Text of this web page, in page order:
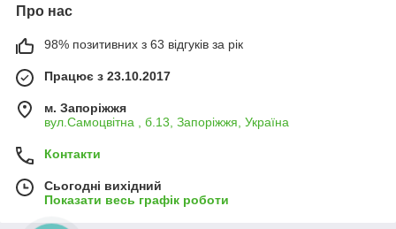
Про нас
98% позитивних з 63 відгуків за рік
Працює з 23.10.2017
м. Запоріжжя
вул.Самоцвітна , б.13, Запоріжжя, Україна
Контакти
Сьогодні вихідний
Показати весь графік роботи